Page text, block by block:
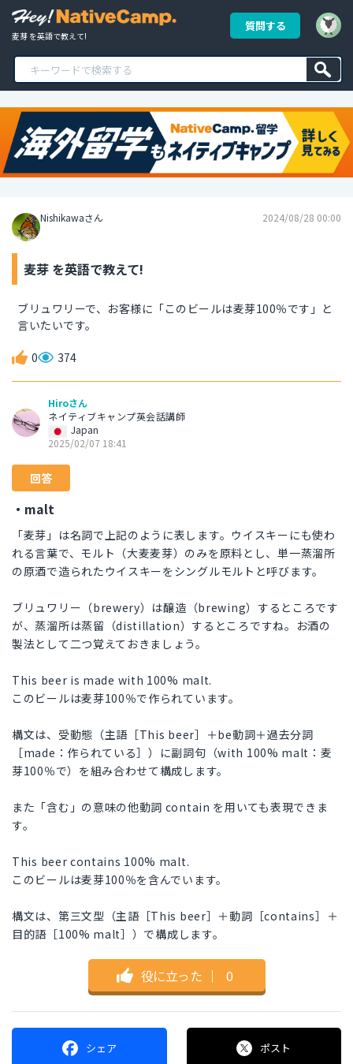
麦芽 を英語で教えて!
質問する
Nishikawaさん 2024/08/28 00:00
麦芽 を英語で教えて!
ブリュワリーで、お客様に「このビールは麦芽100％です」と
言いたいです。
0 374
Hiroさん
ネイティブキャンプ英会話講師
Japan
2025/02/07 18:41
回答
・malt
「麦芽」は名詞で上記のように表します。ウイスキーにも使わ
れる言葉で、モルト（大麦麦芽）のみを原料とし、単一蒸溜所
の原酒で造られたウイスキーをシングルモルトと呼びます。
ブリュワリー（brewery）は醸造（brewing）するところです
が、蒸溜所は蒸留（distillation）するところですね。お酒の
製法として二つ覚えておきましょう。
This beer is made with 100% malt.
このビールは麦芽100％で作られています。
構文は、受動態（主語［This beer］＋be動詞＋過去分詞
［made：作られている］）に副詞句（with 100% malt：麦
芽100％で）を組み合わせて構成します。
また「含む」の意味の他動詞 contain を用いても表現できま
す。
This beer contains 100% malt.
このビールは麦芽100％を含んでいます。
構文は、第三文型（主語［This beer］＋動詞［contains］＋
目的語［100% malt］）で構成します。
役に立った ｜ 0
シェア ポスト